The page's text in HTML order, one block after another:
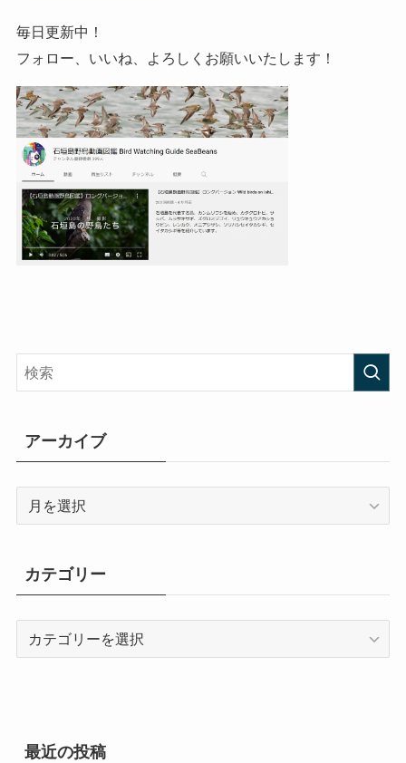
毎日更新中！
フォロー、いいね、よろしくお願いいたします！
アーカイブ
ブ
カテゴリー
最近の投稿